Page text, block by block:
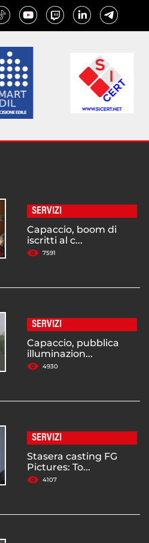
SERVIZI
Capaccio, boom di
iscritti al c...
7591
SERVIZI
Capaccio, pubblica
illuminazion...
4930
SERVIZI
Stasera casting FG
Pictures: To...
4107